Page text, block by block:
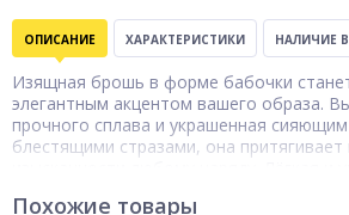
ОПИСАНИЕ ХАРАКТЕРИСТИКИ НАЛИЧИЕ
Изящная брошь в форме бабочки
элегантным акцентом вашего образа.
прочного сплава и украшенная
блестящими стразами, она
Похожие товары